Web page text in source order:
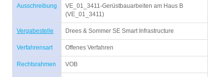
Ausschreibung
VE_01_3411-Gerüstbauarbeiten am Haus B
(VE_01_3411)
Vergabestelle Drees & Sommer SE Smart Infrastructure
Verfahrensart Offenes Verfahren
Rechtsrahmen VOB